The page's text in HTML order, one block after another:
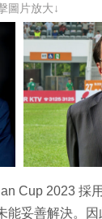
圖片放大↓
Cup 2023 採
妥善解決。